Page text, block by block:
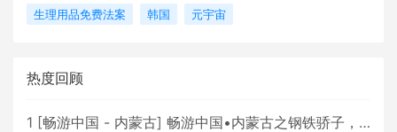
生理用品免费法案
韩国 元宇宙
热度回顾
1 [畅游中国 - 内蒙古] 畅游中国•内蒙古之钢铁骄子，魅力包头